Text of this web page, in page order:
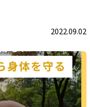
2022.09.02